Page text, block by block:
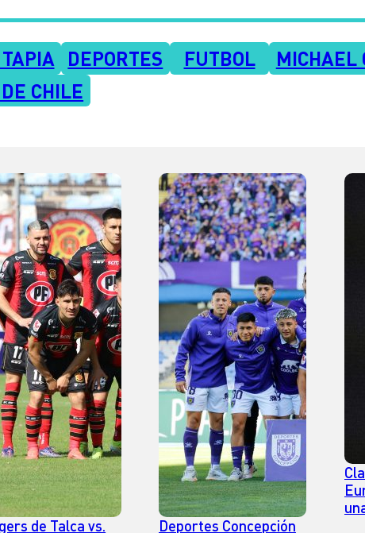
DEPORTES FUTBOL
MICHAEL
CHILE
de Talca vs. Deportes Concepción